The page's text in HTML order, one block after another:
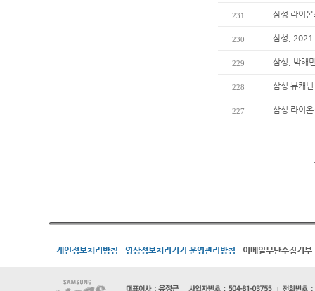
231 삼성 라이
230 삼성, 2021
229 삼성, 박해
228 삼성 뷰캐
227 삼성 라이
개인정보처리방침 영상정보처리기기 운영관리방침 이메일무단수집거부